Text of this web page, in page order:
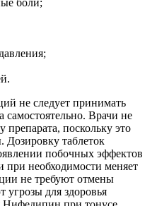
боли;
не следует принимать
Врачи не
препарата, поскольку это
таблеток
побочных эффектов
при необходимости меняет
не требуют отмены
угрозы для здоровья